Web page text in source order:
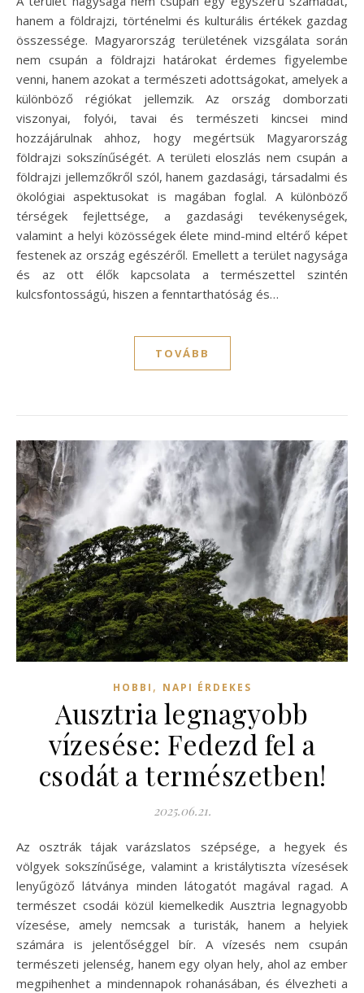
hanem a földrajzi, történelmi és kulturális értékek gazdag
összessége. Magyarország területének vizsgálata során
nem csupán a földrajzi határokat érdemes figyelembe
venni, hanem azokat a természeti adottságokat, amelyek a
különböző régiókat jellemzik. Az ország domborzati
viszonyai, folyói, tavai és természeti kincsei mind
hozzájárulnak ahhoz, hogy megértsük Magyarország
földrajzi sokszínűségét. A területi eloszlás nem csupán a
földrajzi jellemzőkről szól, hanem gazdasági, társadalmi és
ökológiai aspektusokat is magában foglal. A különböző
térségek fejlettsége, a gazdasági tevékenységek,
valamint a helyi közösségek élete mind-mind eltérő képet
festenek az ország egészéről. Emellett a terület nagysága
és az ott élők kapcsolata a természettel szintén
kulcsfontosságú, hiszen a fenntarthatóság és…
TOVÁBB
HOBBI , NAPI ÉRDEKES
Ausztria legnagyobb
vízesése: Fedezd fel a
csodát a természetben!
2025.06.21.
Az osztrák tájak varázslatos szépsége, a hegyek és
völgyek sokszínűsége, valamint a kristálytiszta vízesések
lenyűgöző látványa minden látogatót magával ragad. A
természet csodái közül kiemelkedik Ausztria legnagyobb
vízesése, amely nemcsak a turisták, hanem a helyiek
számára is jelentőséggel bír. A vízesés nem csupán
természeti jelenség, hanem egy olyan hely, ahol az ember
megpihenhet a mindennapok rohanásában, és élvezheti a